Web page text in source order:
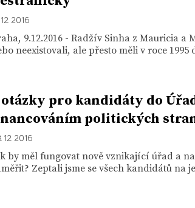
12. 2016
9.12.2016 - Radžív Sinha z Mauricia a
neexistovali, ale přesto měli v roce 1995
otázky pro kandidáty do
politických
12. 2016
by měl fungovat nově vznikající úřad a
Zeptali jsme se všech kandidátů na